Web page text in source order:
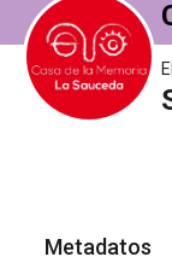
Metadatos